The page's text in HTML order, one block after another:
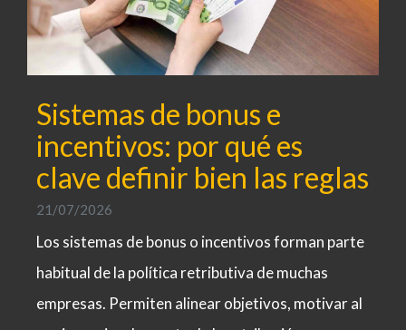
Sistemas de bonus e
incentivos: por qué es
clave definir bien las reglas
21/07/2026
Los sistemas de bonus o incentivos forman parte
habitual de la política retributiva de muchas
empresas. Permiten alinear objetivos, motivar al